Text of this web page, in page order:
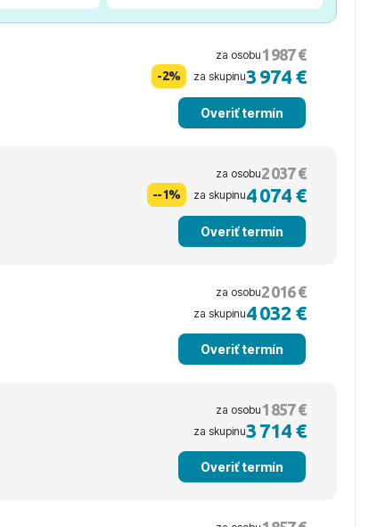
za osobu 1 987 €
-2% za skupinu3 974 €
Overiť termín
za osobu2 037 €
--1% za skupinu4 074 €
Overiť termín
za osobu2 016 €
za skupinu4 032 €
Overiť termín
za osobu 1 857 €
za skupinu3 714 €
Overiť termín